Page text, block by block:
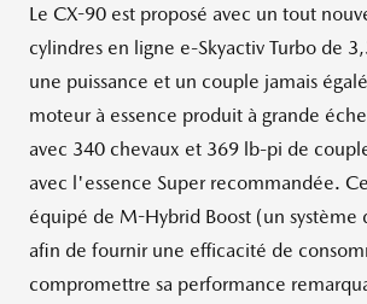
Le CX-90 est proposé avec un tout
cylindres en ligne e-Skyactiv Turbo de
une puissance et un couple jamais
moteur à essence produit à grande
avec 340 chevaux et 369 lb-pi de
avec l'essence Super recommandée.
équipé de M-Hybrid Boost (un système
afin de fournir une efficacité de
compromettre sa performance